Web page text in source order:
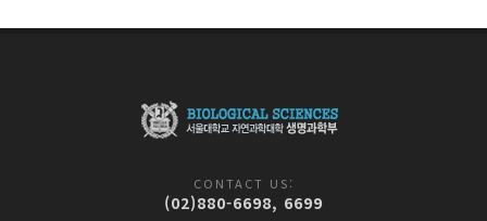
CONTACT US:
(02)880-6698, 6699